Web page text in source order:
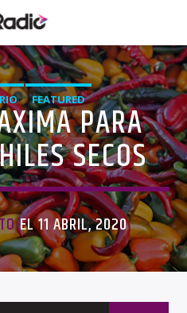
FEATUREDPARA
SECOS
EL 11 ABRIL, 2020